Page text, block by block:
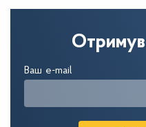
Ваш e-mail